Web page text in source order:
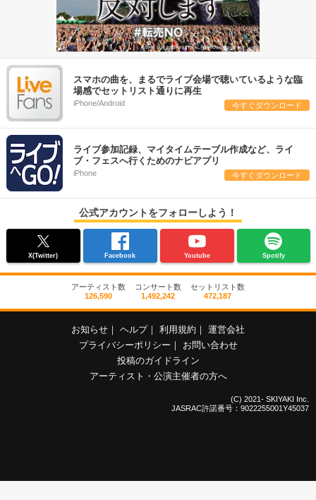
スマホの曲を、まるでライブ会場で聴いているような臨
場感でセットリスト通りに再生
iPhone/Android 今すぐダウンロード
ライブ参加記録、マイタイムテーブル作成など、ライ
ブ・フェスへ行くためのナビアプリ
iPhone 今すぐダウンロード
公式アカウントをフォローしよう！
X(Twitter) Facebook Youtube Spotify
アーティスト数
126,590
コンサート数
1,492,242
セットリスト数
472,187
お知らせ ｜ ヘルプ｜ 利用規約 ｜ 運営会社
プライバシーポリシー ｜
お問い合わせ
投稿のガイドライン
アーティスト・公演主催者の方へ
(C) 2021- SKIYAKI Inc.
JASRAC許諾番号：9022255001Y45037